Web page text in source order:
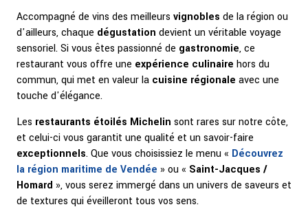
Accompagné de vins des meilleurs vignobles de la région ou
d'ailleurs, chaque dégustation devient un véritable voyage
sensoriel. Si vous êtes passionné de gastronomie, ce
restaurant vous offre une expérience culinaire hors du
commun, qui met en valeur la cuisine régionale avec une
touche d'élégance.
Les restaurants étoilés Michelin sont rares sur notre côte,
et celui-ci vous garantit une qualité et un savoir-faire
exceptionnels. Que vous choisissiez le menu « Découvrez
la région maritime de Vendée » ou « Saint-Jacques /
Homard », vous serez immergé dans un univers de saveurs et
de textures qui éveilleront tous vos sens.